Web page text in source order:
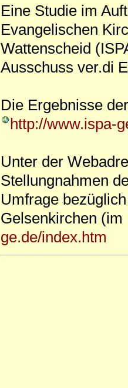
Eine Studie im
Evangelischen
Wattenscheid
Ausschuss ver.di
Die Ergebnisse
http://www.ispa-
Unter der
Stellungnahmen
Umfrage
Gelsenkirchen
ge.de/index.htm